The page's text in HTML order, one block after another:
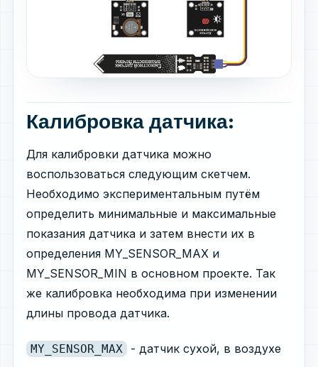
Калибровка датчика:
Для калибровки датчика можно
воспользоваться следующим скетчем.
Необходимо экспериментальным путём
определить минимальные и максимальные
показания датчика и затем внести их в
определения MY_SENSOR_MAX и
MY_SENSOR_MIN в основном проекте. Так
же калибровка необходима при изменении
длины провода датчика.
MY_SENSOR_MAX - датчик сухой, в воздухе